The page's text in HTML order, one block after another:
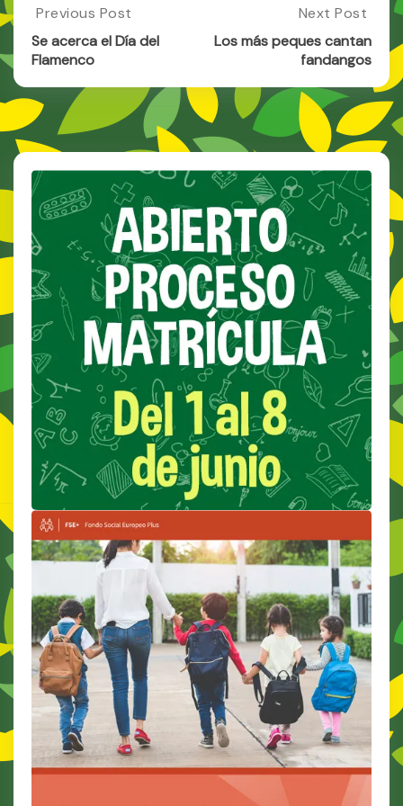
Post
navigation
Previous
Post:
Se
El
Día
Del
Flamenco
Previous Post
Se acerca el Día del
Flamenco
Next
Post:
Los
Peques
Cantan
Fandangos
Next Post
Los más peques cantan
fandangos